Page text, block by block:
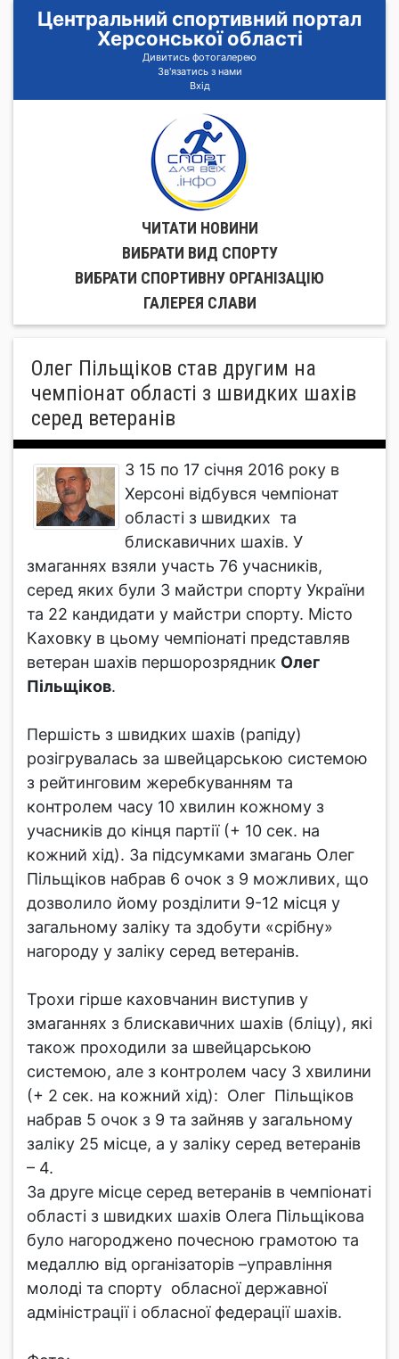
Центральний спортивний портал
Херсонської області
Дивитись фотогалерею
Зв'язатись з нами
Вхід
ЧИТАТИ НОВИНИ
ВИБРАТИ ВИД СПОРТУ
ВИБРАТИ СПОРТИВНУ ОРГАНIЗАЦIЮ
ГАЛЕРЕЯ СЛАВИ
Олег Пільщіков став другим на
чемпіонат області з швидких шахів
серед ветеранів
З 15 по 17 січня 2016 року в
Херсоні відбувся чемпіонат
області з швидких та
блискавичних шахів. У
змаганнях взяли участь 76 учасників,
серед яких були 3 майстри спорту України
та 22 кандидати у майстри спорту. Місто
Каховку в цьому чемпіонаті представляв
ветеран шахів першорозрядник Олег
Пільщіков.
Першість з швидких шахів (рапіду)
розігрувалась за швейцарською системою
з рейтинговим жеребкуванням та
контролем часу 10 хвилин кожному з
учасників до кінця партії (+ 10 сек. на
кожний хід). За підсумками змагань Олег
Пільщіков набрав 6 очок з 9 можливих, що
дозволило йому розділити 9-12 місця у
загальному заліку та здобути «срібну»
нагороду у заліку серед ветеранів.
Трохи гірше каховчанин виступив у
змаганнях з блискавичних шахів (бліцу), які
також проходили за швейцарською
системою, але з контролем часу 3 хвилини
(+ 2 сек. на кожний хід): Олег Пільщіков
набрав 5 очок з 9 та зайняв у загальному
заліку 25 місце, а у заліку серед ветеранів
– 4.
За друге місце серед ветеранів в чемпіонаті
області з швидких шахів Олега Пільщікова
було нагороджено почесною грамотою та
медаллю від організаторів –управління
молоді та спорту обласної державної
адміністрації і обласної федерації шахів.